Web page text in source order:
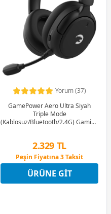
Yorum (37)
GamePower Aero Ultra Siyah
Triple Mode
(Kablosuz/Bluetooth/2.4G) Gaming
2.329 TL
Peşin Fiyatına 3 Taksit
12 Ay x 274 TL taksitle
Peşin Fiyatına 3 Taksit
ÜRÜNE GIT